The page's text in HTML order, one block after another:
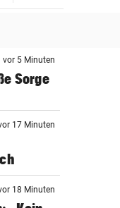
vor 5 Minuten
Sorge
17 Minuten
18 Minuten